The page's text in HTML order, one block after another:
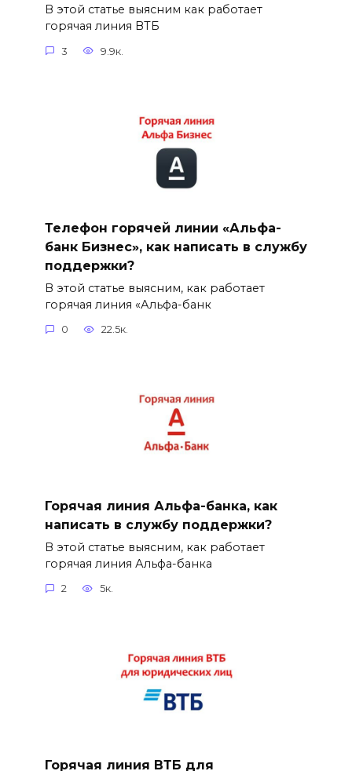
В этой статье выясним как работает
горячая линия ВТБ
3 9.9к.
Телефон горячей линии «Альфа-
банк Бизнес», как написать в службу
поддержки?
В этой статье выясним, как работает
горячая линия «Альфа-банк
0 22.5к.
Горячая линия Альфа-банка, как
написать в службу поддержки?
В этой статье выясним, как работает
горячая линия Альфа-банка
2 5к.
Горячая линия ВТБ для